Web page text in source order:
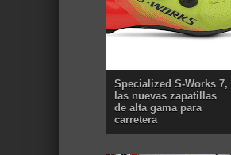
Specialized S-Works 7,
las nuevas zapatillas
de alta gama para
carretera